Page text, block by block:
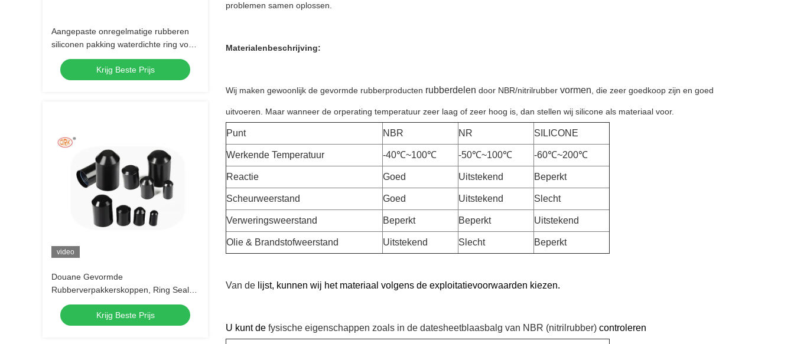
Aangepaste onregelmatige rubberen
siliconen pakking waterdichte ring voor
instrumentenschijf:
Krijg Beste Prijs
video
Douane Gevormde
Rubberverpakkerskoppen, Ring Seals
Silicone Rubber Stopper-Stop
Krijg Beste Prijs
problemen samen oplossen.
Materialenbeschrijving:
Wij maken gewoonlijk de gevormde rubberproducten rubberdelen door NBR/nitrilrubber vormen , die zeer goedkoop zijn en goed
uitvoeren. Maar wanneer de orperating temperatuur zeer laag of zeer hoog is, dan stellen wij silicone als materiaal voor.
Punt NBR NR SILICONE
Werkende Temperatuur -40℃~100℃ -50℃~100℃ -60℃~200℃
Reactie Goed Uitstekend Beperkt
Scheurweerstand Goed Uitstekend Slecht
Verweringsweerstand Beperkt Beperkt Uitstekend
Olie & Brandstofweerstand Uitstekend Slecht Beperkt
Van de lijst, kunnen wij het materiaal volgens de exploitatievoorwaarden kiezen.
U kunt de fysische eigenschappen zoals in de datesheetblaasbalg van NBR (nitrilrubber) controleren